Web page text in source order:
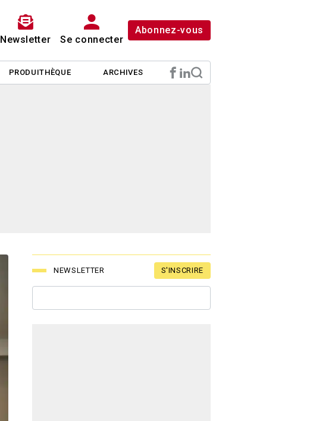
Newsletter Se connecter
Abonnez-vous
PRODUITHÈQUE ARCHIVES
NEWSLETTER S'INSCRIRE